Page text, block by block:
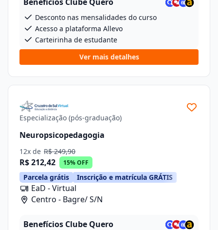
Desconto nas mensalidades do curso
Acesso a plataforma Allevo
Carteirinha de estudante
Ver mais detalhes
Especialização (pós-graduação)
Neuropsicopedagogia
12x de R$ 249,90
R$ 212,42 15% OFF
Parcela grátis Inscrição e matrícula GRÁTIS
EaD - Virtual
Centro - Bagre/ S/N
Benefícios Clube Quero